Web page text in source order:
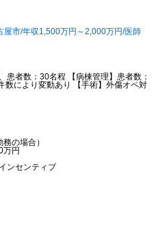
屋市/年収1,500万円～2,000万円/医師
患者数：30名程 【病棟管理】患者数：
により変動あり 【手術】外傷オペ対
の場合）
万円
ンセンティブ